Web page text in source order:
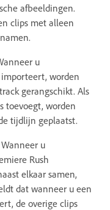
afbeeldingen.
clips met alleen
u
worden
gerangschikt. Als
toevoegt, worden
tijdlijn geplaatst.
u
Rush
elkaar samen,
dat wanneer u een
de overige clips